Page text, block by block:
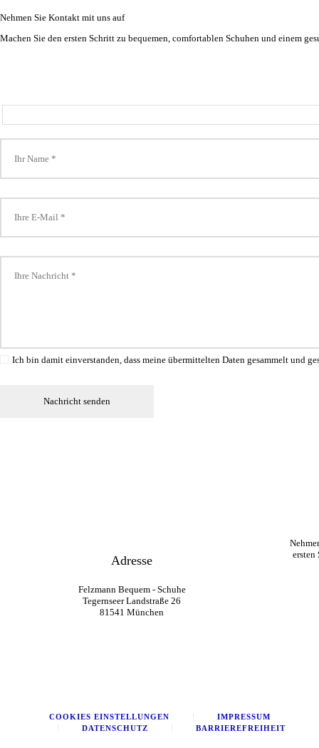
Nehmen Sie Kontakt mit uns auf
Machen Sie den ersten Schritt zu bequemen, comfortablen Schuhen und einem
Ich bin damit einverstanden, dass meine übermittelten Daten gesammelt und
Adresse
Felzmann Bequem - Schuhe
Tegernseer Landstraße 26
81541 München
ersten
COOKIES EINSTELLUNGEN
IMPRESSUM
DATENSCHUTZ
BARRIEREFREIHEIT